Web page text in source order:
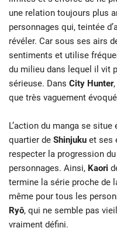
une relation toujours plus
personnages qui, teintée
révéler. Car sous ses airs
sentiments et utilise
du milieu dans lequel il vit
sérieuse. Dans City Hunter
que très vaguement
L’action du manga se
quartier de Shinjuku et ses
respecter la progression
personnages. Ainsi, Kaori
termine la série proche de
même pour tous les
Ryô, qui ne semble pas
vraiment défini.